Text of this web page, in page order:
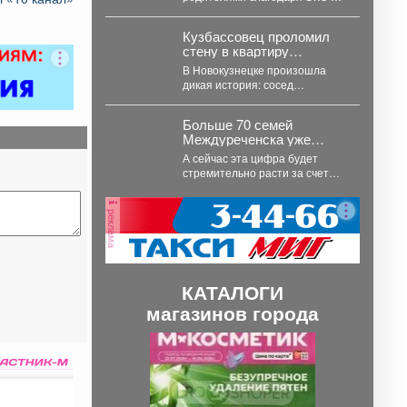
Кузбассовец проломил
стену в квартиру
соседки, чтобы сжечь её
из огнемёта
В Новокузнецке произошла
дикая история: сосед
разломал смежную...
Больше 70 семей
Междуреченска уже
воспользовались
услугами пункта проката
для новорождённых.
А сейчас эта цифра будет
стремительно расти за счет
получателей. К многодетным,...
реклама
КАТАЛОГИ
магазинов города